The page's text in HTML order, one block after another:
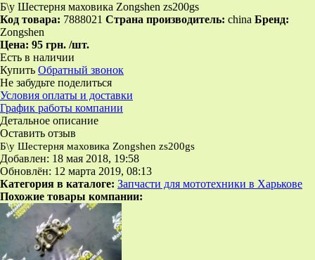
Б\у Шестерня маховика Zongshen zs200gs
Код товара: 7888021 Страна производитель: china Бренд:
Zongshen
Цена: 95 грн. /шт.
Есть в наличии
Купить Обратный звонок
Не забудьте поделиться
Условия оплаты и доставки
График работы компании
Детальное описание
Оставить отзыв
Б\у Шестерня маховика Zongshen zs200gs
Добавлен: 18 мая 2018, 19:58
Обновлён: 12 марта 2019, 08:13
Категория в каталоге: Запчасти для мототехники в Харькове
Похожие товары компании: